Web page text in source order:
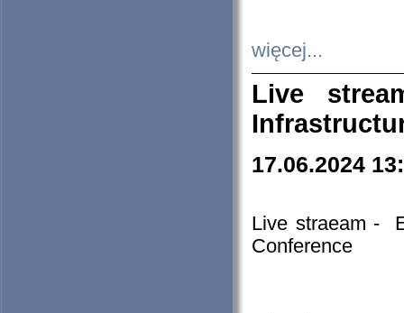
więcej...
Live
17.06.2024
Live straeam -
Conference